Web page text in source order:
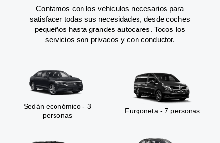
Contamos con los vehículos necesarios para
satisfacer todas sus necesidades, desde coches
pequeños hasta grandes autocares. Todos los
servicios son privados y con conductor.
Sedán económico - 3
personas
Furgoneta - 7 personas